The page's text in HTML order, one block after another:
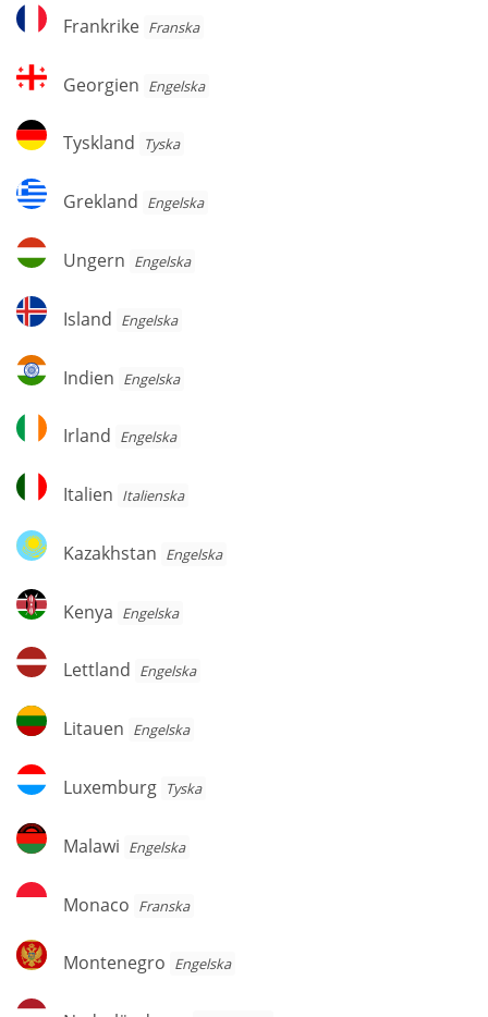
Frankrike
Frankrike Franska
Georgien
Georgien Engelska
Tyskland
Tyskland Tyska
Grekland
Grekland Engelska
Ungern
Ungern Engelska
Island
Island Engelska
Indien
Indien Engelska
Irland
Irland Engelska
Italien
Italien Italienska
Kazakhstan
Kazakhstan Engelska
Kenya
Kenya Engelska
Lettland
Lettland Engelska
Litauen
Litauen Engelska
Luxemburg
Luxemburg Tyska
Malawi
Malawi Engelska
Monaco
Monaco Franska
Montenegro
Montenegro Engelska
Nederländerna